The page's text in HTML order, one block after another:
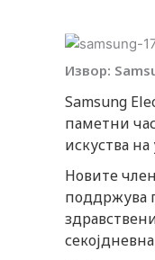
Извор:
Samsung
паметни
искуства
Новите
поддржува